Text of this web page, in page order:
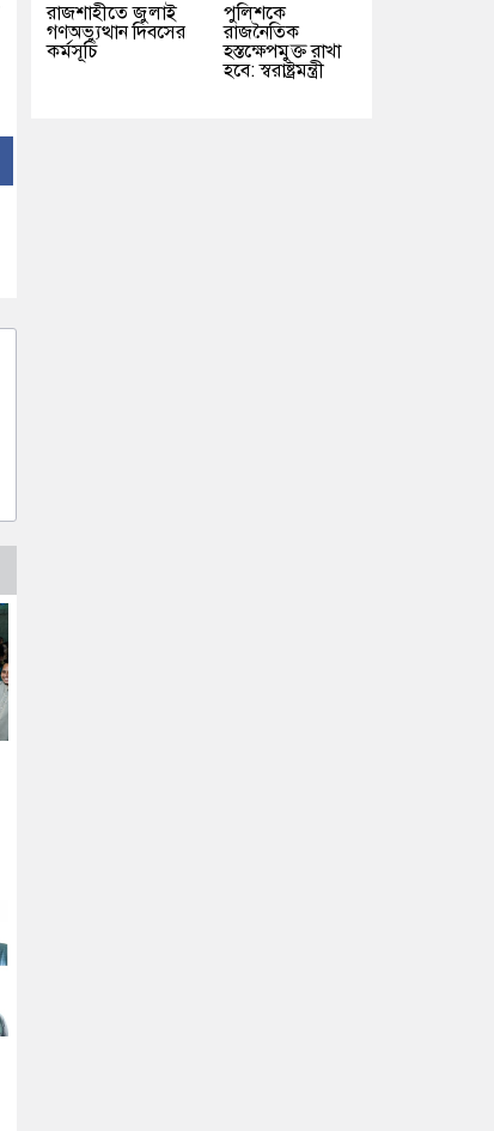
রাজশাহীতে জুলাই
গণঅভ্যুত্থান দিবসের
কর্মসূচি
পুলিশকে
রাজনৈতিক
হস্তক্ষেপমুক্ত রাখা
হবে: স্বরাষ্ট্রমন্ত্রী